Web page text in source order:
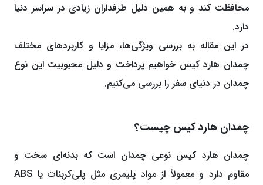
محافظت کند و به همین دلیل طرفداران زیادی در سراسر دنیا
دارد.
در این مقاله به بررسی ویژگی‌ها، مزایا و کاربردهای مختلف
چمدان هارد کیس خواهیم پرداخت و دلیل محبوبیت این نوع
چمدان در دنیای سفر را بررسی می‌کنیم.
چمدان هارد کیس چیست؟
چمدان هارد کیس نوعی چمدان است که بدنه‌ای سخت و
مقاوم دارد و معمولاً از مواد پلیمری مثل پلی‌کربنات یا ABS